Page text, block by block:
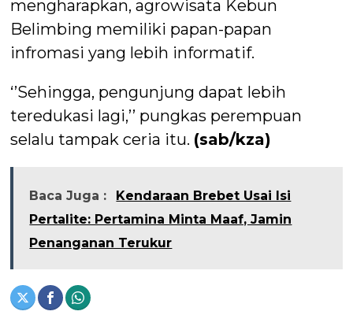
mengharapkan, agrowisata Kebun
Belimbing memiliki papan-papan
infromasi yang lebih informatif.
‘’Sehingga, pengunjung dapat lebih
teredukasi lagi,’’ pungkas perempuan
selalu tampak ceria itu. (sab/kza)
Baca Juga :
Kendaraan Brebet Usai Isi
Pertalite: Pertamina Minta Maaf, Jamin
Penanganan Terukur